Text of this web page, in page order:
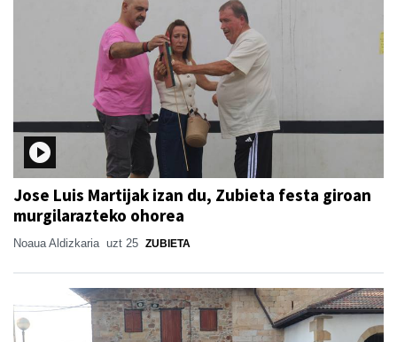
Jose Luis Martijak izan du, Zubieta festa giroan
murgilarazteko ohorea
Noaua Aldizkaria uzt 25 ZUBIETA